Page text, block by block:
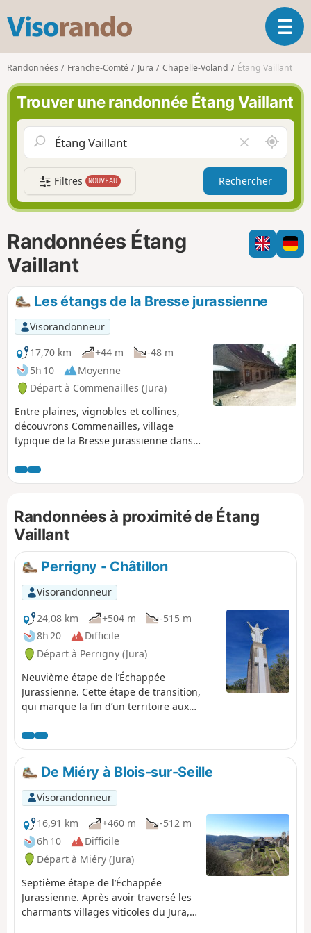
s
o
r
n
d
O
u
r
l
a
i
g
t
i
Randonnées Franche-Comté Jura Chapelle-Voland Étang Vaillant
Trouver une randonnée Étang Vaillant
i
d
e
r
l
e
h
m
p
A
u
t
u
r
d
e
m
i
Filtres NOUVEAU Rechercher
Randonnées Étang
Vaillant
Les étangs de la Bresse jurassienne
Visorandonneur
17,70 km
+44 m
-48 m
5h 10
Moyenne
Départ à Commenailles (Jura)
Entre plaines, vignobles et collines,
découvrons Commenailles, village
typique de la Bresse jurassienne dans
paysages vallonnés, d'étangs et de
forêts, lieux de vie de nombreuses
circuit on découvre de belles maisons
bressanes.
Randonnées à proximité de Étang
Vaillant
Perrigny - Châtillon
Visorandonneur
24,08 km
+504 m
-515 m
8h 20
Difficile
Départ à Perrigny (Jura)
Neuvième étape de l’Échappée
Jurassienne. Cette étape de transition,
qui marque la fin d’un territoire aux
forêts majestueuses, ses vignobles, ses
villages de caractère et ses reculées
emblématiques vous permettra de
rejoindre le Pays des Lacs et des
Cascades. C’est par un sentier qui
serpente en balcon que vous rejoindrez
le premier plateau avec ses pâturages,
ses fermes et ses petits villages.
Dominant la vallée de l’Ain, c’est à
Châtillon que vous terminerez ce
parcours où vous pourrez entrevoir les
premiers contreforts du Jura.
De Miéry à Blois-sur-Seille
Visorandonneur
16,91 km
+460 m
-512 m
6h 10
Difficile
Départ à Miéry (Jura)
Septième étape de l’Échappée
Jurassienne. Après avoir traversé les
charmants villages viticoles du Jura,